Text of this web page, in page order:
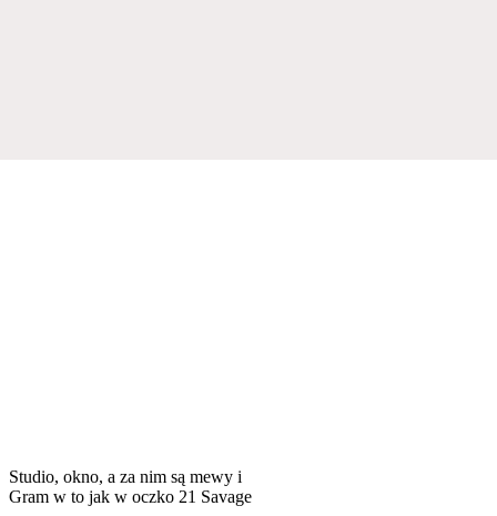
Studio, okno, a za nim są mewy i
Gram w to jak w oczko 21 Savage